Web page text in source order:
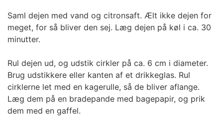
Saml dejen med vand og citronsaft. Ælt ikke dejen for
meget, for så bliver den sej. Læg dejen på køl i ca. 30
minutter.
Rul dejen ud, og udstik cirkler på ca. 6 cm i diameter.
Brug udstikkere eller kanten af et drikkeglas. Rul
cirklerne let med en kagerulle, så de bliver aflange.
Læg dem på en bradepande med bagepapir, og prik
dem med en gaffel.